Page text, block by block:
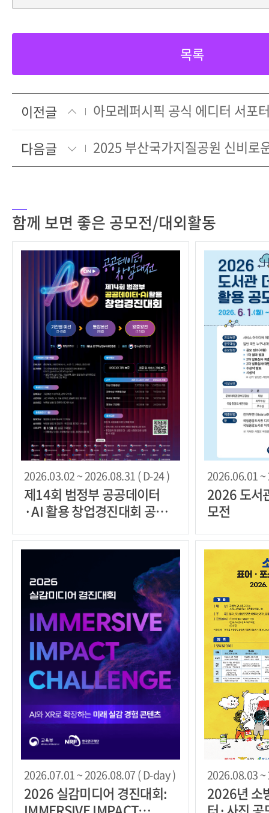
목록
이전글
다음글
함께 보면 좋은 공모전/대외활동
2026.03.02 ~ 2026.08.31 ( D-24 )
제14회 범정부 공공데이터
·AI 활용 창업경진대회 공모
2026.06.01
2026 도서
모전
2026.07.01 ~ 2026.08.07 ( D-day )
2026 실감미디어 경진대회:
2026.08.03 ~
2026년 소